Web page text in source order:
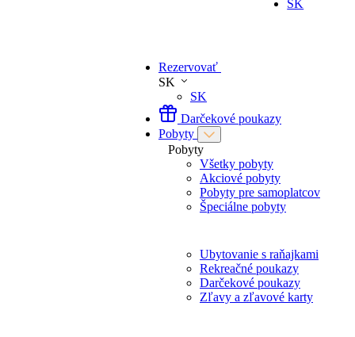
SK
Rezervovať
SK
SK
Darčekové poukazy
Pobyty
Pobyty
Všetky pobyty
Akciové pobyty
Pobyty pre samoplatcov
Špeciálne pobyty
Ubytovanie s raňajkami
Rekreačné poukazy
Darčekové poukazy
Zľavy a zľavové karty